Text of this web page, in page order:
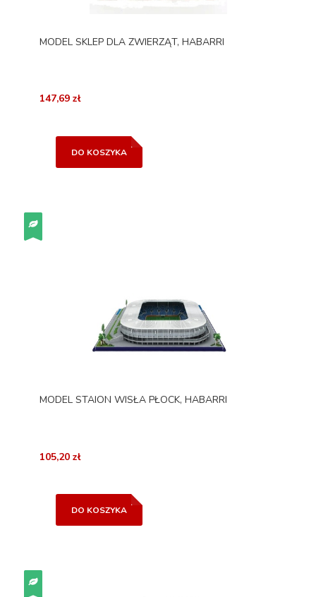
MODEL SKLEP DLA ZWIERZĄT, HABARRI
147,69 zł
DO KOSZYKA
MODEL STAION WISŁA PŁOCK, HABARRI
105,20 zł
DO KOSZYKA